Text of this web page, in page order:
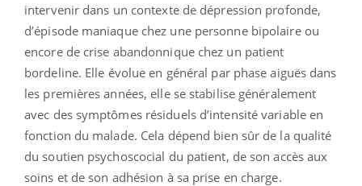
intervenir dans un contexte de dépression profonde,
d’épisode maniaque chez une personne bipolaire ou
encore de crise abandonnique chez un patient
bordeline. Elle évolue en général par phase aiguës dans
les premières années, elle se stabilise généralement
avec des symptômes résiduels d’intensité variable en
fonction du malade. Cela dépend bien sûr de la qualité
du soutien psychoscocial du patient, de son accès aux
soins et de son adhésion à sa prise en charge.